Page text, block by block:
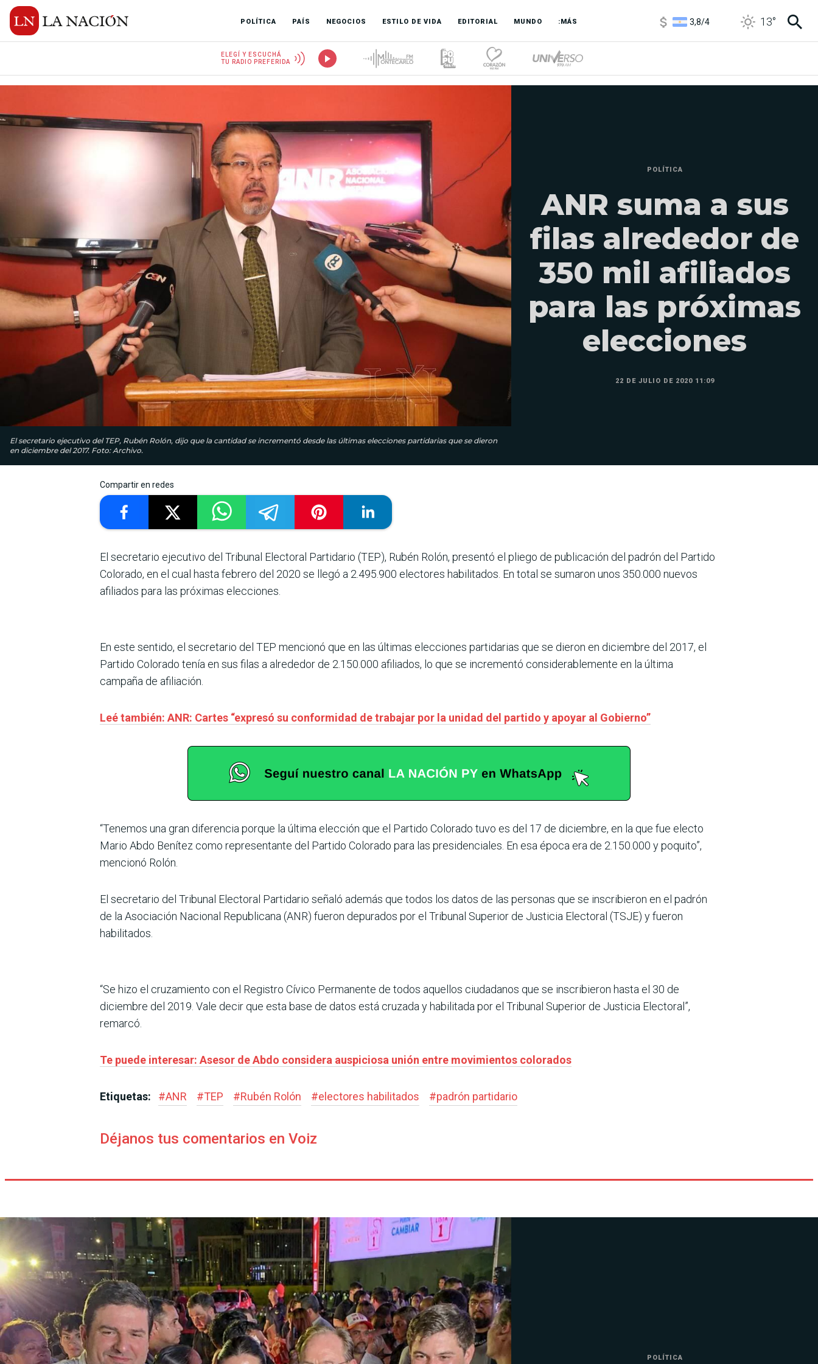
POLÍTICA PAÍS NEGOCIOS ESTILO DE VIDA EDITORIAL MUNDO :MÁS
6850/ 13°
ELEGÍ Y ESCUCHÁ
TU RADIO PREFERIDA
El secretario ejecutivo del TEP, Rubén Rolón, dijo que la cantidad se incrementó desde las últimas elecciones partidarias que se dieron
en diciembre del 2017. Foto: Archivo.
POLÍTICA
ANR suma a sus
filas alrededor de
350 mil afiliados
para las próximas
elecciones
22 DE JULIO DE 2020 11:09
Compartir en redes
El secretario ejecutivo del Tribunal Electoral Partidario (TEP), Rubén Rolón, presentó el pliego de publicación del padrón del Partido
Colorado, en el cual hasta febrero del 2020 se llegó a 2.495.900 electores habilitados. En total se sumaron unos 350.000 nuevos
afiliados para las próximas elecciones.
En este sentido, el secretario del TEP mencionó que en las últimas elecciones partidarias que se dieron en diciembre del 2017, el
Partido Colorado tenía en sus filas a alrededor de 2.150.000 afiliados, lo que se incrementó considerablemente en la última
campaña de afiliación.
Leé también: ANR: Cartes “expresó su conformidad de trabajar por la unidad del partido y apoyar al Gobierno”
“Tenemos una gran diferencia porque la última elección que el Partido Colorado tuvo es del 17 de diciembre, en la que fue electo
Mario Abdo Benítez como representante del Partido Colorado para las presidenciales. En esa época era de 2.150.000 y poquito”,
mencionó Rolón.
El secretario del Tribunal Electoral Partidario señaló además que todos los datos de las personas que se inscribieron en el padrón
de la Asociación Nacional Republicana (ANR) fueron depurados por el Tribunal Superior de Justicia Electoral (TSJE) y fueron
habilitados.
“Se hizo el cruzamiento con el Registro Cívico Permanente de todos aquellos ciudadanos que se inscribieron hasta el 30 de
diciembre del 2019. Vale decir que esta base de datos está cruzada y habilitada por el Tribunal Superior de Justicia Electoral”,
remarcó.
Te puede interesar: Asesor de Abdo considera auspiciosa unión entre movimientos colorados
Etiquetas: #ANR #TEP #Rubén Rolón #electores habilitados #padrón partidario
Déjanos tus comentarios en Voiz
POLÍTICA